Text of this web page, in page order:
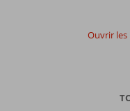
Ouvrir les